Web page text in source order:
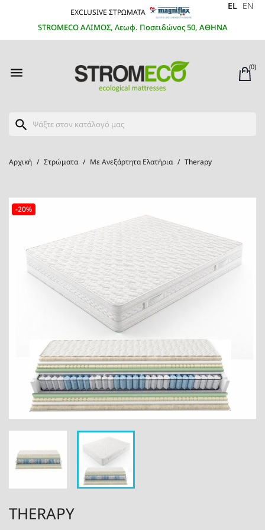
EXCLUSIVE ΣΤΡΩΜΑΤΑ
STROMECO ΑΛΙΜΟΣ, Λεωφ. Ποσειδώνος 50, ΑΘΗΝΑ
EL EN
 (0)
search
Αρχική Στρώματα Με Ανεξάρτητα Ελατήρια Therapy
-20%
THERAPY